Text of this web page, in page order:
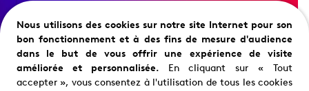
Nous trouver
Où nous trouver ?
Nous utilisons des cookies sur notre site Internet pour son
bon fonctionnement et à des fins de mesure d'audience
dans le but de vous offrir une expérience de visite
améliorée et personnalisée.En cliquant sur « Tout
accepter », vous consentez à l'utilisation de tous les cookies